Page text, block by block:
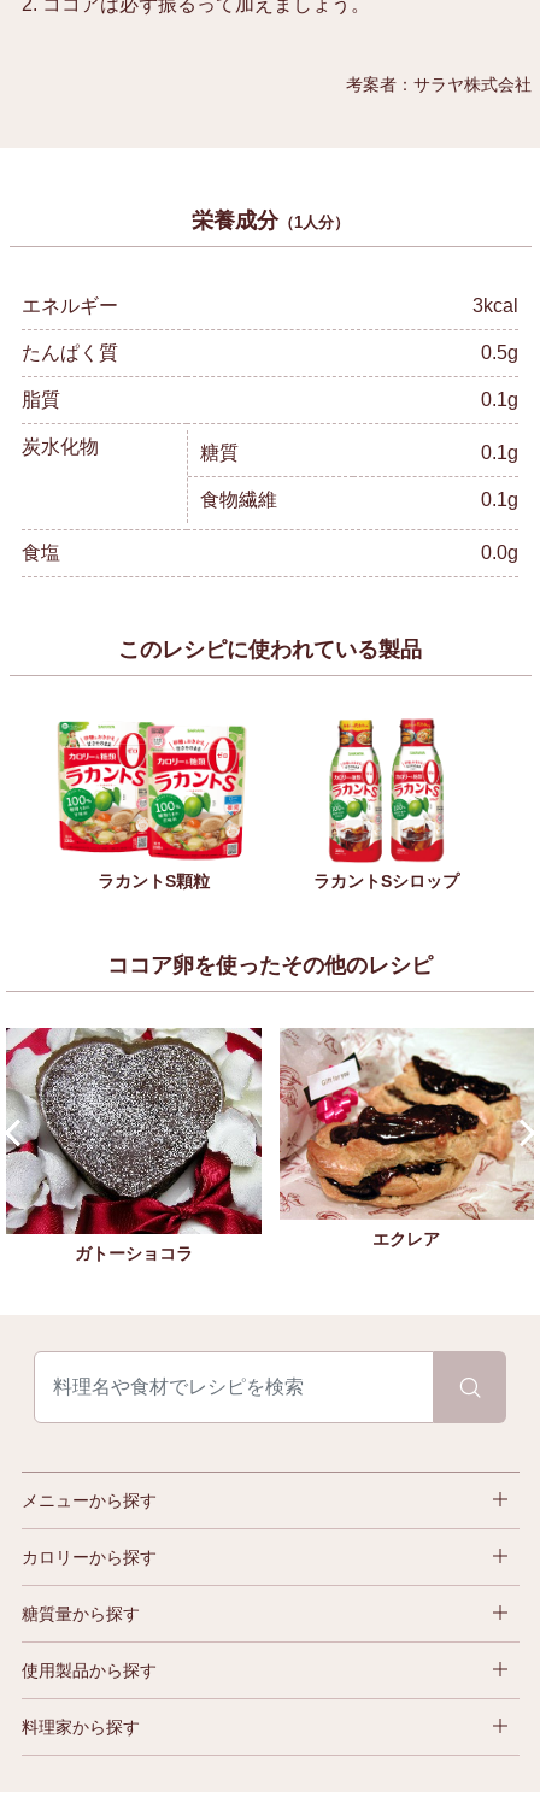
考案者：サラヤ株式会社
栄養成分（1人分）
エネルギー 3kcal
たんぱく質 0.5g
脂質 0.1g
炭水化物 糖質 0.1g
食物繊維 0.1g
食塩 0.0g
このレシピに使われている製品
ラカントS顆粒 ラカントSシロップ
ココア卵を使ったその他のレシピ
ガトーショコラ
エクレア
メニューから探す
カロリーから探す
糖質量から探す
使用製品から探す
料理家から探す